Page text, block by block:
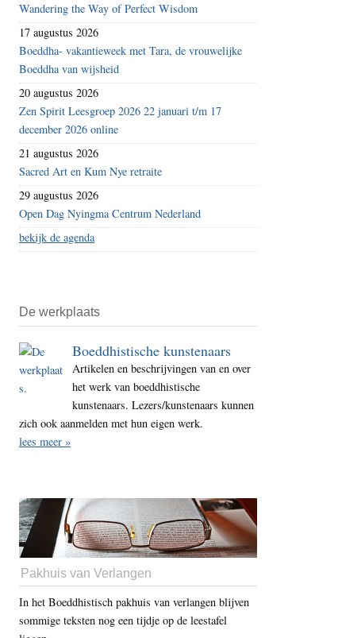
Wandering the Way of Perfect Wisdom
17 augustus 2026
Boeddha- vakantieweek met Tara, de vrouwelijke
Boeddha van wijsheid
20 augustus 2026
Zen Spirit Leesgroep 2026 22 januari t/m 17
december 2026 online
21 augustus 2026
Sacred Art en Kum Nye retraite
29 augustus 2026
Open Dag Nyingma Centrum Nederland
bekijk de agenda
De werkplaats
Boeddhistische kunstenaars
Artikelen en beschrijvingen van en over
het werk van boeddhistische
kunstenaars. Lezers/kunstenaars kunnen
zich ook aanmelden met hun eigen werk.
lees meer »
Pakhuis van Verlangen
In het Boeddhistisch pakhuis van verlangen blijven
sommige teksten nog een tijdje op de leestafel